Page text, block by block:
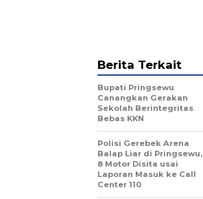
Berita Terkait
Bupati Pringsewu
Canangkan Gerakan
Sekolah Berintegritas
Bebas KKN
Polisi Gerebek Arena
Balap Liar di Pringsewu,
8 Motor Disita usai
Laporan Masuk ke Call
Center 110